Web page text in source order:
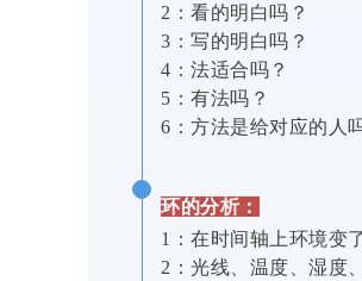
2：看的明白吗？
3：写的明白吗？
4：法适合吗？
5：有法吗？
6：方法是给对应的人
环的分析：
1：在时间轴上环境变
2：光线、温度、湿度